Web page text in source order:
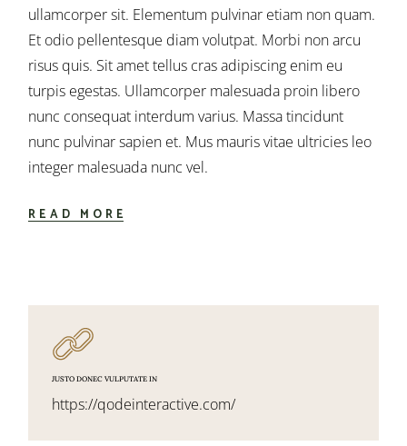
ullamcorper sit. Elementum pulvinar etiam non quam.
Et odio pellentesque diam volutpat. Morbi non arcu
risus quis. Sit amet tellus cras adipiscing enim eu
turpis egestas. Ullamcorper malesuada proin libero
nunc consequat interdum varius. Massa tincidunt
nunc pulvinar sapien et. Mus mauris vitae ultricies leo
integer malesuada nunc vel.
READ MORE
JUSTO DONEC VULPUTATE IN
https://qodeinteractive.com/